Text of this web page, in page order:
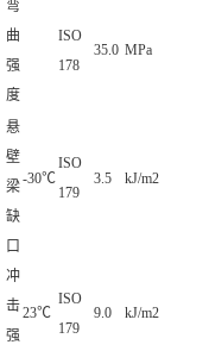
弯
曲
强
度
ISO
178
35.0 MPa
悬
壁
梁
缺
口
冲
击
强
-30℃
ISO
179
3.5 kJ/m2
23℃
ISO
179
9.0 kJ/m2